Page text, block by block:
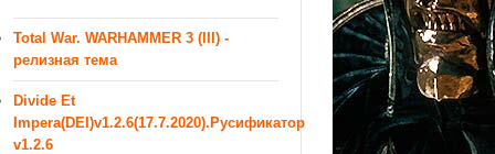
Total War. WARHAMMER 3 (III) -
релизная тема
Divide Et
Impera(DEI)v1.2.6(17.7.2020).Русификатор
v1.2.6